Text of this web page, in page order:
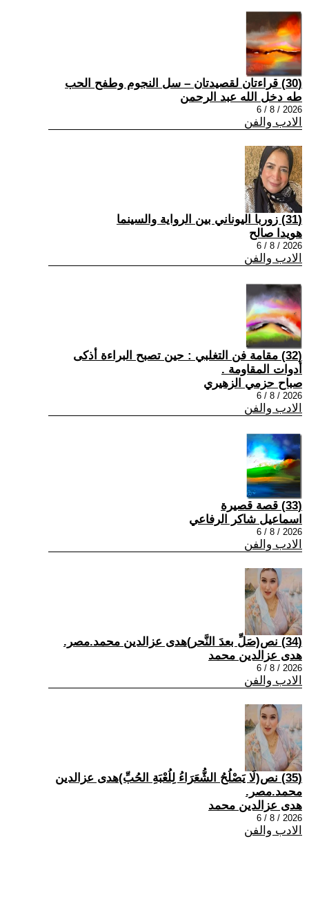
(30) قراءتان لقصيدتان – سل النجوم وطفح الحب
طه دخل الله عبد الرحمن
2026 / 8 / 6
الادب والفن
(31) زوربا اليوناني بين الرواية والسينما
هويدا صالح
2026 / 8 / 6
الادب والفن
(32) مقامة فن التغلبي : حين تصبح البراءة أذكى
أدوات المقاومة .
صباح حزمي الزهيري
2026 / 8 / 6
الادب والفن
(33) قصة قصيرة
اسماعيل شاكر الرفاعي
2026 / 8 / 6
الادب والفن
(34) نص(صَلِّ بعدَ النَّحر)هدى عزالدين محمد.مصر.
هدى عزالدين محمد
2026 / 8 / 6
الادب والفن
(35) نص(لَا يَصْلُحُ الشُّعَرَاءُ لِلُعْبَةِ الحُبِّ)هدى عزالدين
محمد.مصر.
هدى عزالدين محمد
2026 / 8 / 6
الادب والفن